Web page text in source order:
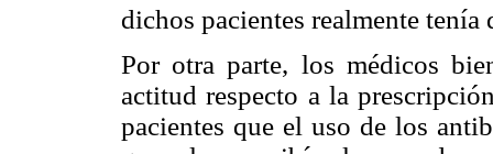
dichos pacientes realmente tenía
Por otra parte, los médicos
actitud respecto a la
pacientes que el uso de los